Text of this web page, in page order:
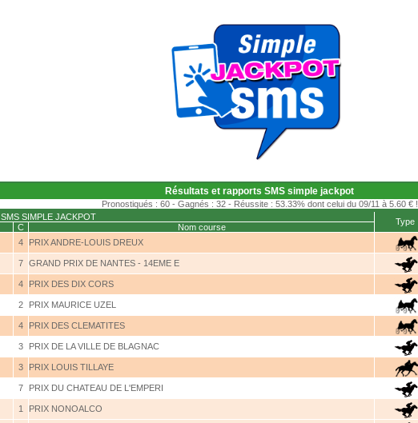
Résultats et rapports SMS simple jackpot
Pronostiqués : 60 - Gagnés : 32 - Réussite : 53.33% dont celui du 09/11 à 5.60 € !
SMS SIMPLE JACKPOT
Type
C Nom course
4 PRIX ANDRE-LOUIS DREUX
7 GRAND PRIX DE NANTES - 14EME E
4 PRIX DES DIX CORS
2 PRIX MAURICE UZEL
4 PRIX DES CLEMATITES
3 PRIX DE LA VILLE DE BLAGNAC
3 PRIX LOUIS TILLAYE
7 PRIX DU CHATEAU DE L'EMPERI
1 PRIX NONOALCO